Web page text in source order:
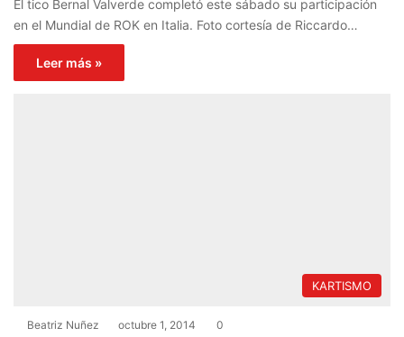
El tico Bernal Valverde completó este sábado su participación
en el Mundial de ROK en Italia. Foto cortesía de Riccardo…
Leer más »
KARTISMO
Beatriz Nuñez octubre 1, 2014 0